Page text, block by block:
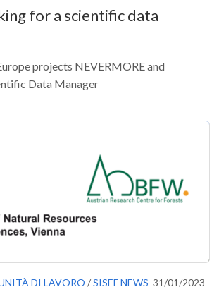
Newsletter
for a scientific data
projects NEVERMORE and
Data Manager
DI LAVORO /SISEF NEWS 31/01/2023